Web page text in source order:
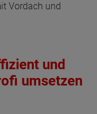
Vordach und
und
umsetzen